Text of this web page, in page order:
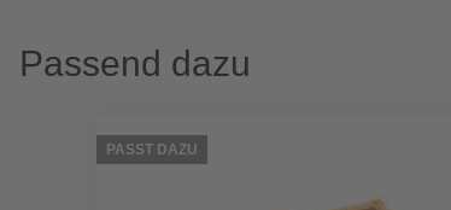
Passend dazu
PASST DAZU